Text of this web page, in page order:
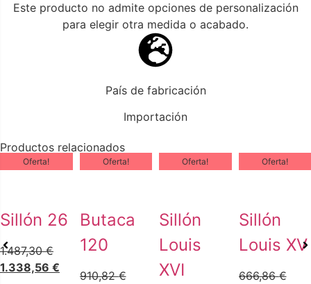
Este producto no admite opciones de personalización
para elegir otra medida o acabado.
País de fabricación
Importación
Productos relacionados
Oferta!
Sillón 26
1.487,30€
1.338,56 €
Oferta!
Butaca
120
910,82€
Oferta!
Sillón
Louis
XVI
Oferta!
Sillón
Louis XV
666,86€